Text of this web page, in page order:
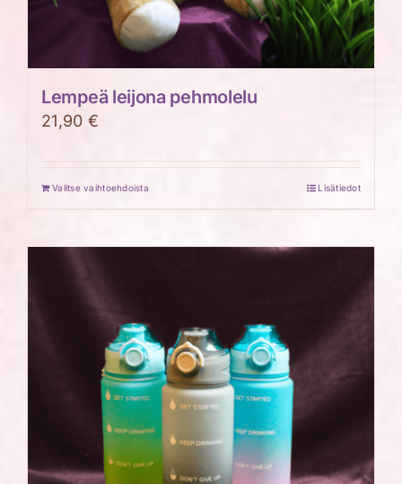
Lempeä leijona pehmolelu
21,90 €
Valitse vaihtoehdoista Lisätiedot